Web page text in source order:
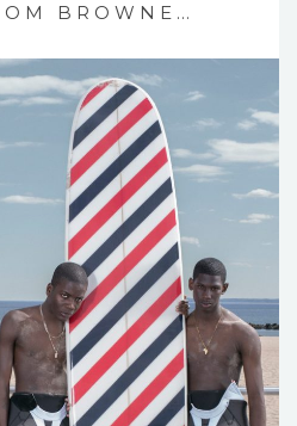
BROWNE…